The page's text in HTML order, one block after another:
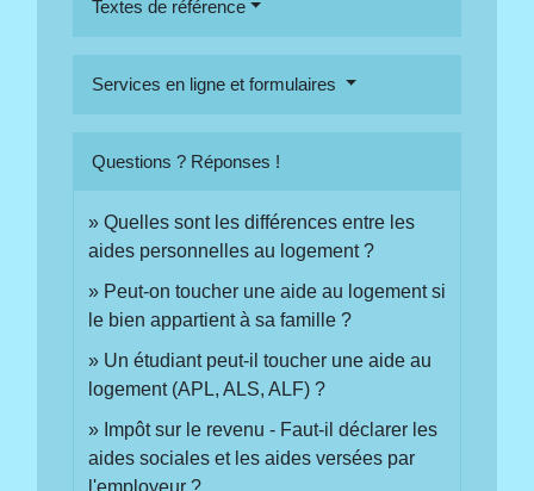
Textes de référence
Services en ligne et formulaires
Questions ? Réponses !
Quelles sont les différences entre les
aides personnelles au logement ?
Peut-on toucher une aide au logement si
le bien appartient à sa famille ?
Un étudiant peut-il toucher une aide au
logement (APL, ALS, ALF) ?
Impôt sur le revenu - Faut-il déclarer les
aides sociales et les aides versées par
l'employeur ?